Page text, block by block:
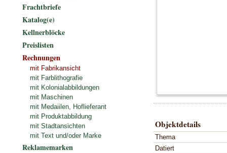
Objektdetails
Thema
Datiert
Frachtbriefe
Katalog(e)
Kellnerblöcke
Preislisten
Rechnungen
mit Fabrikansicht
mit Farblithografie
mit Kolonialabbildungen
mit Maschinen
mit Medaiilen, Hoflieferant
mit Produktabbildung
mit Stadtansichten
mit Text und/oder Marke
Reklamemarken